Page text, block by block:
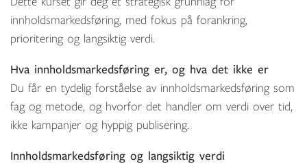
innholdsmarkedsføring, med fokus på forankring,
prioritering og langsiktig verdi.
Hva innholdsmarkedsføring er, og hva det ikke er
Du får en tydelig forståelse av innholdsmarkedsføring som
fag og metode, og hvorfor det handler om verdi over tid,
ikke kampanjer og hyppig publisering.
Innholdsmarkedsføring og langsiktig verdi